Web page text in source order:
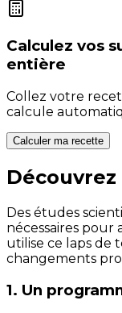
Calculez vos
entière
Collez votre
calcule
Calculer ma recette
Des études
nécessaires pour
utilise ce laps de
changements
1. Un